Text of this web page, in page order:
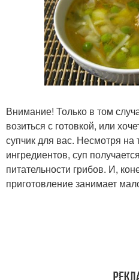
Внимание! Только в том
возиться с готовкой, или
супчик для вас. Несмотря на
ингредиентов, суп
питательности грибов. И,
приготовление занимает